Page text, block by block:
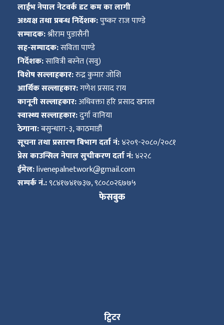
लाईभ नेपाल नेटवर्क डट कम का लागी
अध्यक्ष तथा प्रबन्ध निर्देशक:पुष्कर राज पाण्डे
सम्पादक:श्रीराम पुडासैनी
सह-सम्पादक:सविता पाण्डे
निर्देशक:सावित्री बस्नेत (सवु)
विशेष सल्लाहकार:रुद्र कुमार जोशि
आर्थिक सल्लाहकार:गणेश प्रसाद राय
कानूनी सल्लाहकार:अधिवक्ता हरि प्रसाद खनाल
स्वास्थ्य सल्लाहकार:दुर्गा वानिया
ठेगाना:बसुन्धारा-३, काठमाडौं
सूचना तथा प्रसारण बिभाग दर्ता नं:४२०९-२०८०/२०८१
प्रेस काउन्सिल नेपाल सुचीकरण दर्ता नं:४२२८
ईमेल:livenepalnetwork@gmail.com
सम्पर्क नं.:९८४१७४१७३७, ९८०८०२६७७५
फेसबुक
ट्विटर